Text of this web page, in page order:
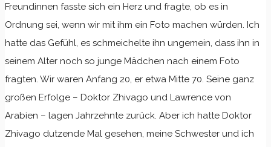
Freundinnen fasste sich ein Herz und fragte, ob es in
Ordnung sei, wenn wir mit ihm ein Foto machen würden. Ich
hatte das Gefühl, es schmeichelte ihn ungemein, dass ihn in
seinem Alter noch so junge Mädchen nach einem Foto
fragten. Wir waren Anfang 20, er etwa Mitte 70. Seine ganz
großen Erfolge – Doktor Zhivago und Lawrence von
Arabien – lagen Jahrzehnte zurück. Aber ich hatte Doktor
Zhivago dutzende Mal gesehen, meine Schwester und ich